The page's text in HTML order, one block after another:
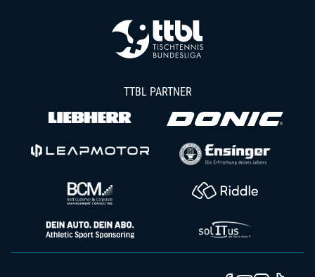
TTBL PARTNER